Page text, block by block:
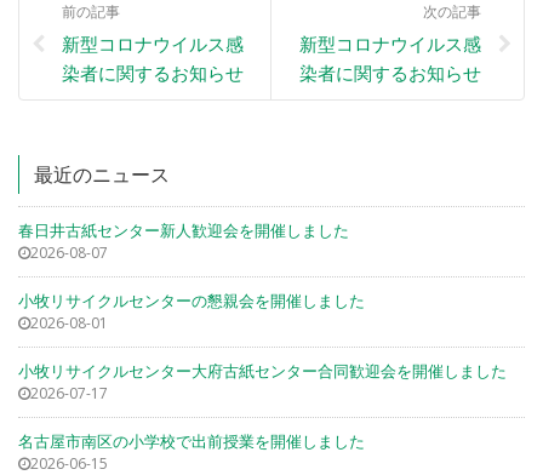
前の記事
新型コロナウイルス感
染者に関するお知らせ
次の記事
新型コロナウイルス感
染者に関するお知らせ
最近のニュース
春日井古紙センター新人歓迎会を開催しました
2026-08-07
小牧リサイクルセンターの懇親会を開催しました
2026-08-01
小牧リサイクルセンター大府古紙センター合同歓迎会を開催しました
2026-07-17
名古屋市南区の小学校で出前授業を開催しました
2026-06-15